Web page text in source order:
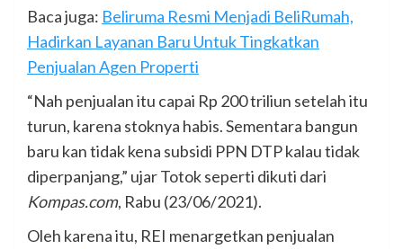
Baca juga: Beliruma Resmi Menjadi BeliRumah,
Hadirkan Layanan Baru Untuk Tingkatkan
Penjualan Agen Properti
“Nah penjualan itu capai Rp 200 triliun setelah itu
turun, karena stoknya habis. Sementara bangun
baru kan tidak kena subsidi PPN DTP kalau tidak
diperpanjang,” ujar Totok seperti dikuti dari
Kompas.com, Rabu (23/06/2021).
Oleh karena itu, REI menargetkan penjualan